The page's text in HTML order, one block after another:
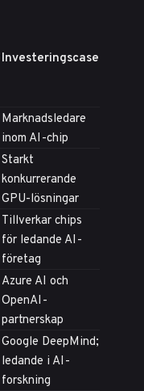
Investeringscase
Marknadsledare
inom AI-chip
Starkt
konkurrerande
GPU-lösningar
Tillverkar chips
för ledande AI-
företag
Azure AI och
OpenAI-
partnerskap
Google DeepMind;
ledande i AI-
forskning